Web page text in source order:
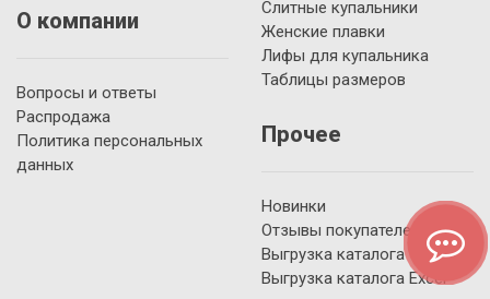
О компании
Вопросы и ответы
Распродажа
Политика персональных
данных
Слитные купальники
Женские плавки
Лифы для купальника
Таблицы размеров
Прочее
Новинки
Отзывы покупателей
Выгрузка каталога YML
Выгрузка каталога Excel